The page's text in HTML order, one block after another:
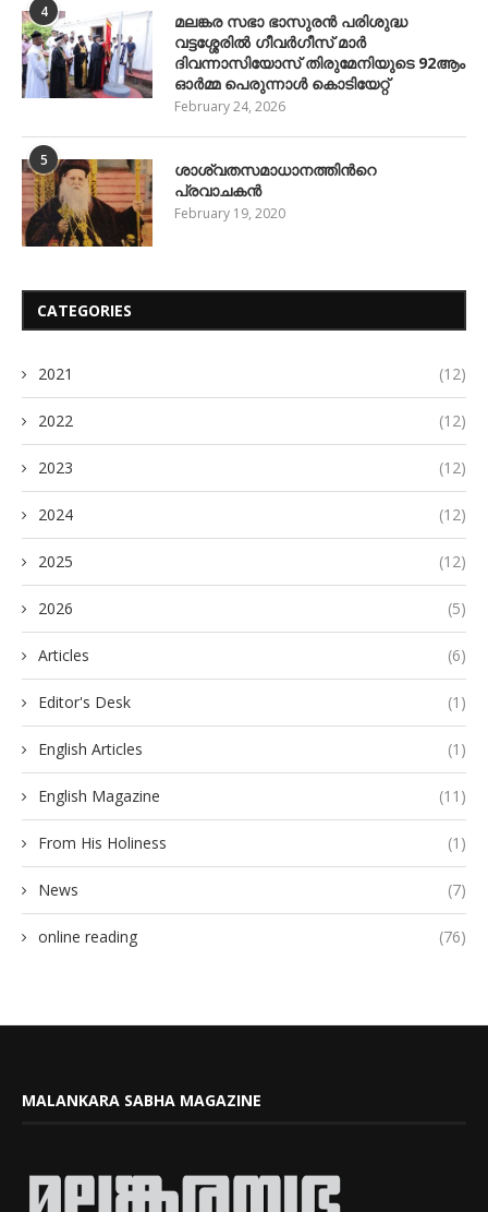
4
മലങ്കര സഭാ ഭാസുരൻ പരിശുദ്ധ
വട്ടശ്ശേരിൽ ഗീവർഗീസ് മാർ
ദിവന്നാസിയോസ് തിരുമേനിയുടെ 92ആം
ഓർമ്മ പെരുന്നാൾ കൊടിയേറ്റ്
February 24, 2026
5
ശാശ്വതസമാധാനത്തിന്‍റെ
പ്രവാചകന്‍
February 19, 2020
CATEGORIES
2021 (12)
2022 (12)
2023 (12)
2024 (12)
2025 (12)
2026 (5)
Articles (6)
Editor's Desk (1)
English Articles (1)
English Magazine (11)
From His Holiness (1)
News (7)
online reading (76)
MALANKARA SABHA MAGAZINE